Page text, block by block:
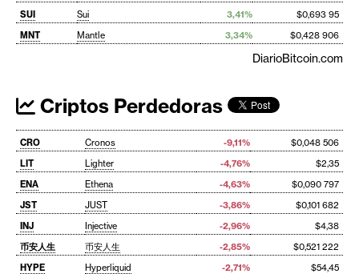
SUI
Sui 3,41%
$0,693 95
MNT
Mantle 3,34% $0,428 906
DiarioBitcoin.com
Criptos Perdedoras
CRO Cronos -9,11%
$0,048 506
LIT
Lighter -4,76%
$2,35
ENA
Ethena -4,63%
$0,090 797
JST
JUST -3,86%
$0,101 682
INJ
Injective -2,96%
$4,38
币安人生
币安人生 -2,85%
$0,521 222
HYPE
Hyperliquid -2,71%
$54,45